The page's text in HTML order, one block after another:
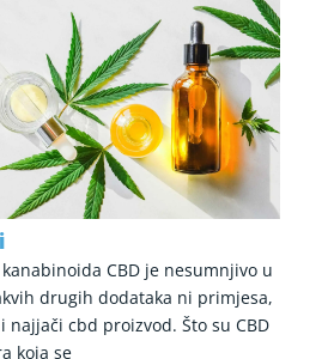
CBD je nesumnjivo u
drugih dodataka ni primjesa,
cbd proizvod. Što su CBD
koja se